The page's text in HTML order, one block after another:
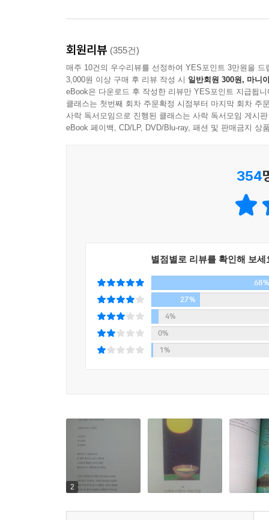
그 상황들에 대해 일으킨 어지러운 상념들 때문입
-휴식의 장 중에서
좋은 음악도 계속 들으면 질려요.
하지만 잊을 만했을 때 또다시 들으면 참 좋습니다.
이것은 음악 자체의 문제가 아니고
모든 일이 자기 원하는 대로 쉽게 되면
게을러지고 교만해지며, 노력하지 않게 되고
다른 사람 어려움도 모르게 됩니다.
어쩌면 지금 내가 겪는 어려움은
내 삶의 큰 가르침일지 모릅니다.
-미래의 장 중에서
자신의 이야기로 브레이크를 자주 겁니다.
-인생의 장 중에서
좋은 인연이란?
시작이 좋은 인연이 아닌
끝이 좋은 인연입니다.
회원리뷰 (355건)
매주 10건의 우수리뷰를 선정하여 YES포인트 3만원을 드
3,000원 이상 구매 후 리뷰 작성 시 일반회원 300원, 마니
eBook은 다운로드 후 작성한 리뷰만 YES포인트 지급됩니
클래스는 첫번째 회차 주문확정 시점부터 마지막 회차 주
사락 독서모임으로 진행된 클래스는 사락 독서모임 게시
eBook 페이백, CD/LP, DVD/Blu-ray, 패션 및 판매금지 상
354
별점별로 리뷰를 확인해 보세
68%
27%
4%
0%
1%
2